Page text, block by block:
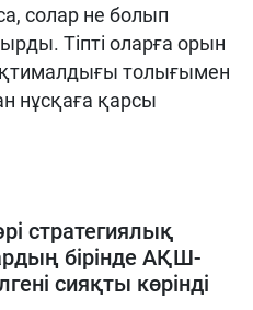
солар не болып
Тіпті оларға орын
толығымен
нұсқаға қарсы
стратегиялық
бірінде АҚШ-
сияқты көрінді